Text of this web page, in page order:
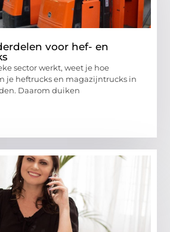
voor hef- en
sector werkt, weet je hoe
je heftrucks en magazijntrucks in
Daarom duiken